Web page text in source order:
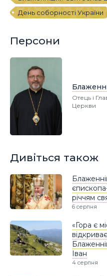
День соборності України
Персони
Отець і
Церкви
Дивіться також
річчям
6 серпня
«Гора є
Іван
4 серпня